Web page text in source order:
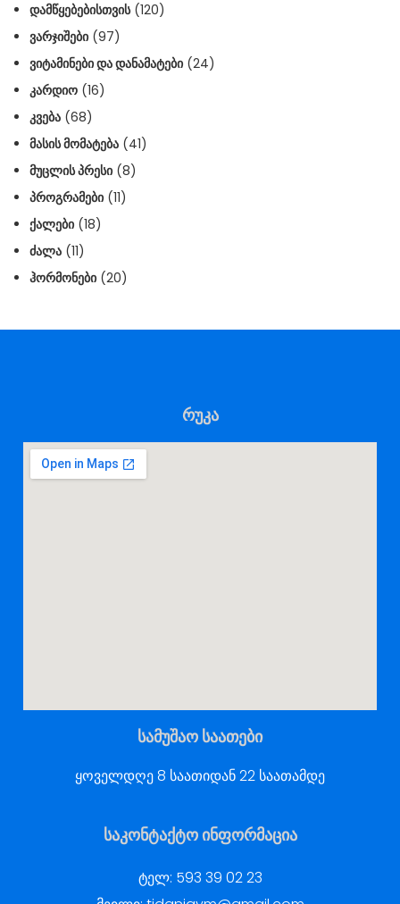
ᲓᲐᲛᲬᲧᲔᲑᲔᲑᲘᲡᲗᲕᲘᲡ(120)
ᲕᲐᲠᲯᲘᲨᲔᲑᲘ (97)
ᲕᲘᲢᲐᲛᲘᲜᲔᲑᲘ ᲓᲐ ᲓᲐᲜᲐᲛᲐᲢᲔᲑᲘ (24)
ᲙᲐᲠᲓᲘᲝ (16)
ᲙᲕᲔᲑᲐ (68)
ᲛᲐᲡᲘᲡ ᲛᲝᲛᲐᲢᲔᲑᲐ (41)
ᲛᲣᲪᲚᲘᲡ ᲞᲠᲔᲡᲘ (8)
ᲞᲠᲝᲒᲠᲐᲛᲔᲑᲘ (11)
ᲥᲐᲚᲔᲑᲘ (18)
ᲫᲐᲚᲐ (11)
ᲰᲝᲠᲛᲝᲜᲔᲑᲘ (20)
რუკა
სამუშაო საათები
ყოველდღე 8 საათიდან 22 საათამდე
საკონტაქტო ინფორმაცია
ტელ: 593 39 02 23